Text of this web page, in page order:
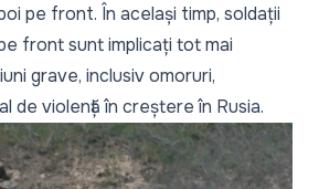
pe front. În același timp, soldații
front sunt implicați tot mai
grave, inclusiv omoruri,
de violență în creștere în Rusia.